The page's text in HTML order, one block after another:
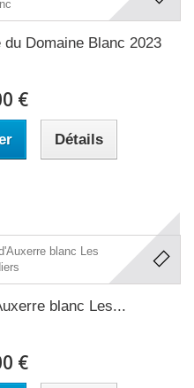
Domaine Blanc 2023
€
Détails
blanc Les...
€